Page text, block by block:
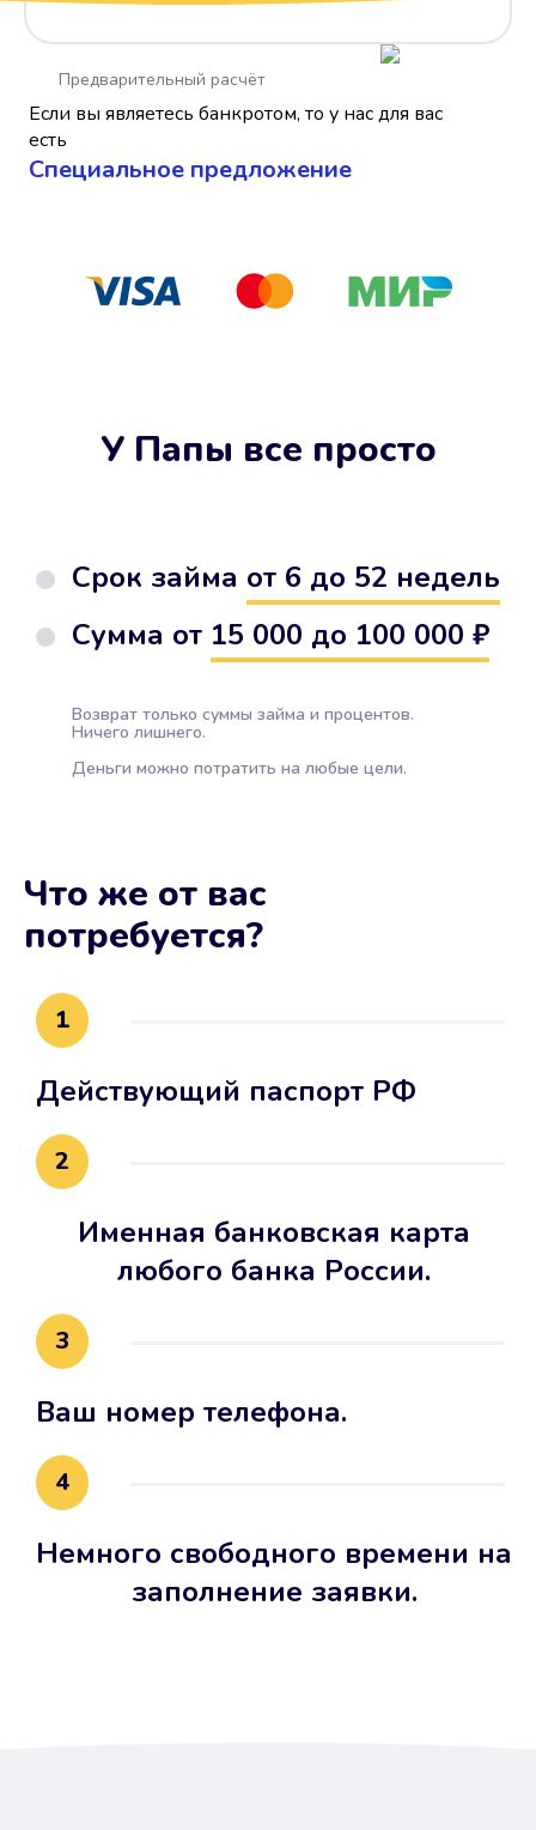
Если вы являетесь банкротом, то у нас для вас
есть
Cпециальное предложение
Предварительный расчёт
У Папы все просто
Срок займа от 6 до 52 недель
Сумма от 15 000 до 100 000 ₽
Возврат только суммы займа и процентов.
Ничего лишнего.
Деньги можно потратить на любые цели.
Что же от вас
потребуется?
1
Действующий паспорт РФ
2
Именная банковская карта
любого банка России.
3
Ваш номер телефона.
4
Немного свободного времени на
заполнение заявки.